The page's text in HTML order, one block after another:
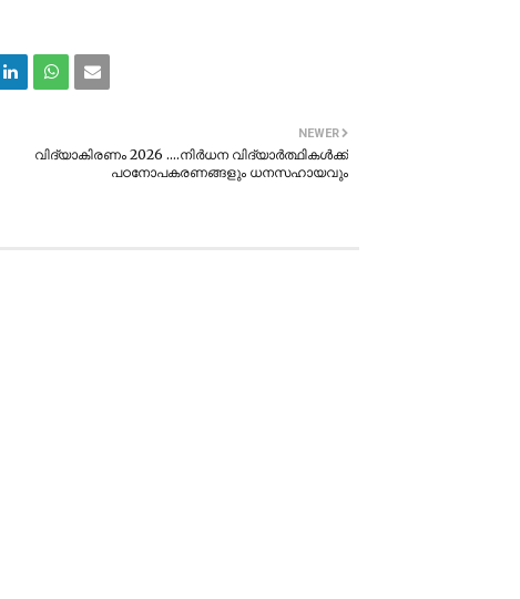
NEWER
വിദ്യാകിരണം 2026 ....നിർധന വിദ്യാർത്ഥികൾക്ക്
പഠനോപകരണങ്ങളും ധനസഹായവും